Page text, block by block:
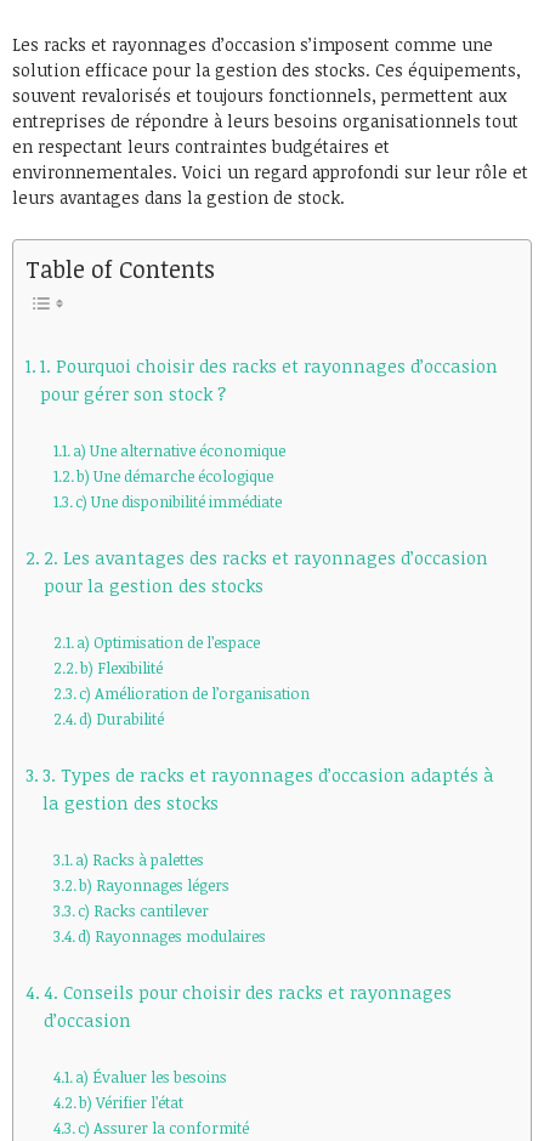
Les racks et rayonnages d’occasion s’imposent comme une
solution efficace pour la gestion des stocks. Ces équipements,
souvent revalorisés et toujours fonctionnels, permettent aux
entreprises de répondre à leurs besoins organisationnels tout
en respectant leurs contraintes budgétaires et
environnementales. Voici un regard approfondi sur leur rôle et
leurs avantages dans la gestion de stock.
Table of Contents
1. Pourquoi choisir des racks et rayonnages d’occasion
pour gérer son stock ?
a) Une alternative économique
b) Une démarche écologique
c) Une disponibilité immédiate
2. Les avantages des racks et rayonnages d’occasion
pour la gestion des stocks
a) Optimisation de l’espace
b) Flexibilité
c) Amélioration de l’organisation
d) Durabilité
3. Types de racks et rayonnages d’occasion adaptés à
la gestion des stocks
a) Racks à palettes
b) Rayonnages légers
c) Racks cantilever
d) Rayonnages modulaires
4. Conseils pour choisir des racks et rayonnages
d’occasion
a) Évaluer les besoins
b) Vérifier l’état
c) Assurer la conformité